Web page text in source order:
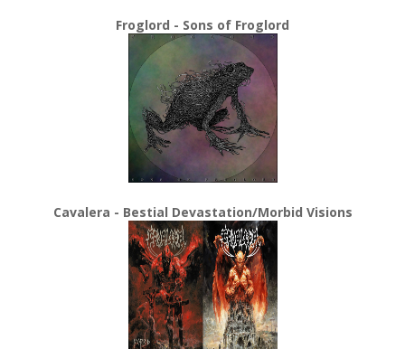
Froglord - Sons of Froglord
Cavalera - Bestial Devastation/Morbid Visions